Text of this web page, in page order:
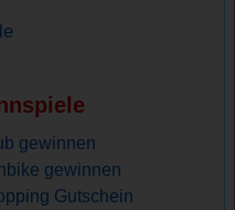
gewinnen
gewinnen
Gutschein